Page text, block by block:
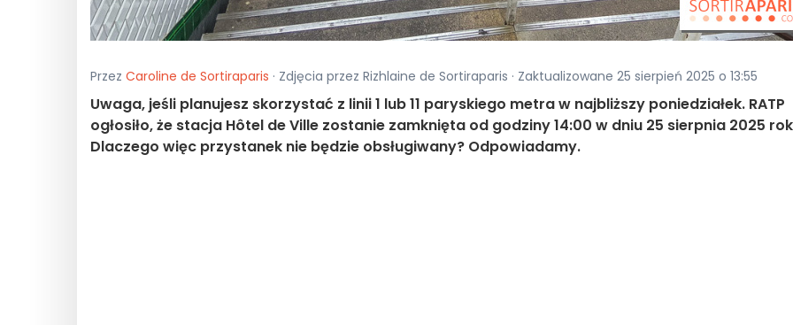
Przez Caroline de Sortiraparis · Zdjęcia przez Rizhlaine de Sortiraparis · Zaktualizowane 25 sierpień 2025 o 13:55
Uwaga, jeśli planujesz skorzystać z linii 1 lub 11 paryskiego metra w najbliższy poniedziałek. RATP
ogłosiło, że stacja Hôtel de Ville zostanie zamknięta od godziny 14:00 w dniu 25 sierpnia 2025
Dlaczego więc przystanek nie będzie obsługiwany? Odpowiadamy.